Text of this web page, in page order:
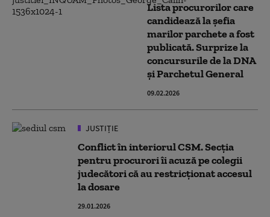
Lista procurorilor care
candidează la șefia
marilor parchete a fost
publicată. Surprize la
concursurile de la DNA
și Parchetul General
09.02.2026
JUSTIȚIE
Conflict în interiorul CSM. Secţia
pentru procurori îi acuză pe colegii
judecători că au restricţionat accesul
la dosare
29.01.2026